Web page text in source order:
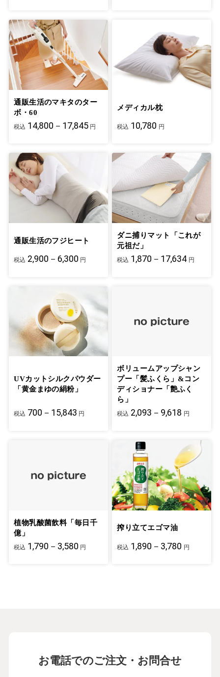
通販生活のマキタのター
ボ・60
税込 14,800－17,845 円
メディカル枕
税込 10,780 円
通販生活のフジヒート
税込 2,900－6,300 円
ダニ捕りマット「これが
元祖だ」
税込 1,870－17,634 円
UVカットシルクパウダー
「黄金まゆの絹粉」
税込 700－15,843 円
ボリュームアップシャン
プー「髪ふくら」&コン
ディショナー「艶ふく
ら」
税込 2,093－9,618 円
植物乳酸菌飲料「毎日千
億」
税込 1,790－3,580 円
搾り立てエゴマ油
税込 1,890－3,780 円
お電話でのご注文・お問合せ